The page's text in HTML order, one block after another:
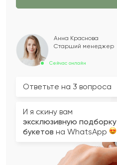
Сейчас онлайн
Анна Краснова
Старший менеджер
Ответьте на 3 вопроса
И я скину вам
эксклюзивную подборку
букетов на WhatsApp